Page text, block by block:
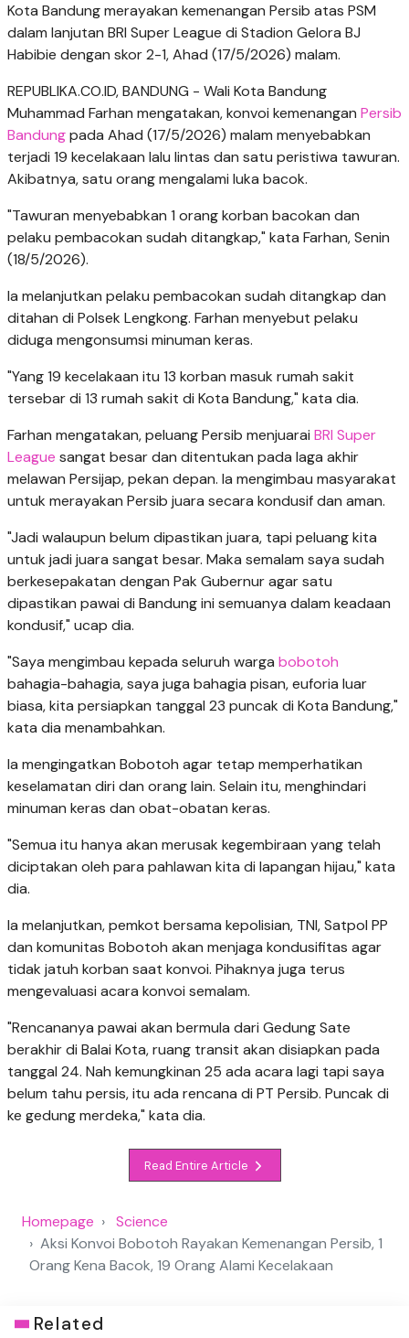
Kota Bandung merayakan kemenangan Persib atas PSM
dalam lanjutan BRI Super League di Stadion Gelora BJ
Habibie dengan skor 2-1, Ahad (17/5/2026) malam.
REPUBLIKA.CO.ID, BANDUNG - Wali Kota Bandung
Muhammad Farhan mengatakan, konvoi kemenangan Persib
Bandungpada Ahad (17/5/2026) malam menyebabkan
terjadi 19 kecelakaan lalu lintas dan satu peristiwa tawuran.
Akibatnya, satu orang mengalami luka bacok.
"Tawuran menyebabkan 1 orang korban bacokan dan
pelaku pembacokan sudah ditangkap," kata Farhan, Senin
(18/5/2026).
Ia melanjutkan pelaku pembacokan sudah ditangkap dan
ditahan di Polsek Lengkong. Farhan menyebut pelaku
diduga mengonsumsi minuman keras.
"Yang 19 kecelakaan itu 13 korban masuk rumah sakit
tersebar di 13 rumah sakit di Kota Bandung," kata dia.
Farhan mengatakan, peluang Persib menjuarai BRI Super
League sangat besar dan ditentukan pada laga akhir
melawan Persijap, pekan depan. Ia mengimbau masyarakat
untuk merayakan Persib juara secara kondusif dan aman.
"Jadi walaupun belum dipastikan juara, tapi peluang kita
untuk jadi juara sangat besar. Maka semalam saya sudah
berkesepakatan dengan Pak Gubernur agar satu
dipastikan pawai di Bandung ini semuanya dalam keadaan
kondusif," ucap dia.
"Saya mengimbau kepada seluruh warga bobotoh
bahagia-bahagia, saya juga bahagia pisan, euforia luar
biasa, kita persiapkan tanggal 23 puncak di Kota Bandung,"
kata dia menambahkan.
Ia mengingatkan Bobotoh agar tetap memperhatikan
keselamatan diri dan orang lain. Selain itu, menghindari
minuman keras dan obat-obatan keras.
"Semua itu hanya akan merusak kegembiraan yang telah
diciptakan oleh para pahlawan kita di lapangan hijau," kata
dia.
Ia melanjutkan, pemkot bersama kepolisian, TNI, Satpol PP
dan komunitas Bobotoh akan menjaga kondusifitas agar
tidak jatuh korban saat konvoi. Pihaknya juga terus
mengevaluasi acara konvoi semalam.
"Rencananya pawai akan bermula dari Gedung Sate
berakhir di Balai Kota, ruang transit akan disiapkan pada
tanggal 24. Nah kemungkinan 25 ada acara lagi tapi saya
belum tahu persis, itu ada rencana di PT Persib. Puncak di
ke gedung merdeka," kata dia.
Read Entire Article
Homepage
Science
Aksi Konvoi Bobotoh Rayakan Kemenangan Persib, 1
Orang Kena Bacok, 19 Orang Alami Kecelakaan
Related